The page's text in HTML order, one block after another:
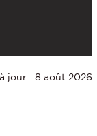
jour : 8 août 2026